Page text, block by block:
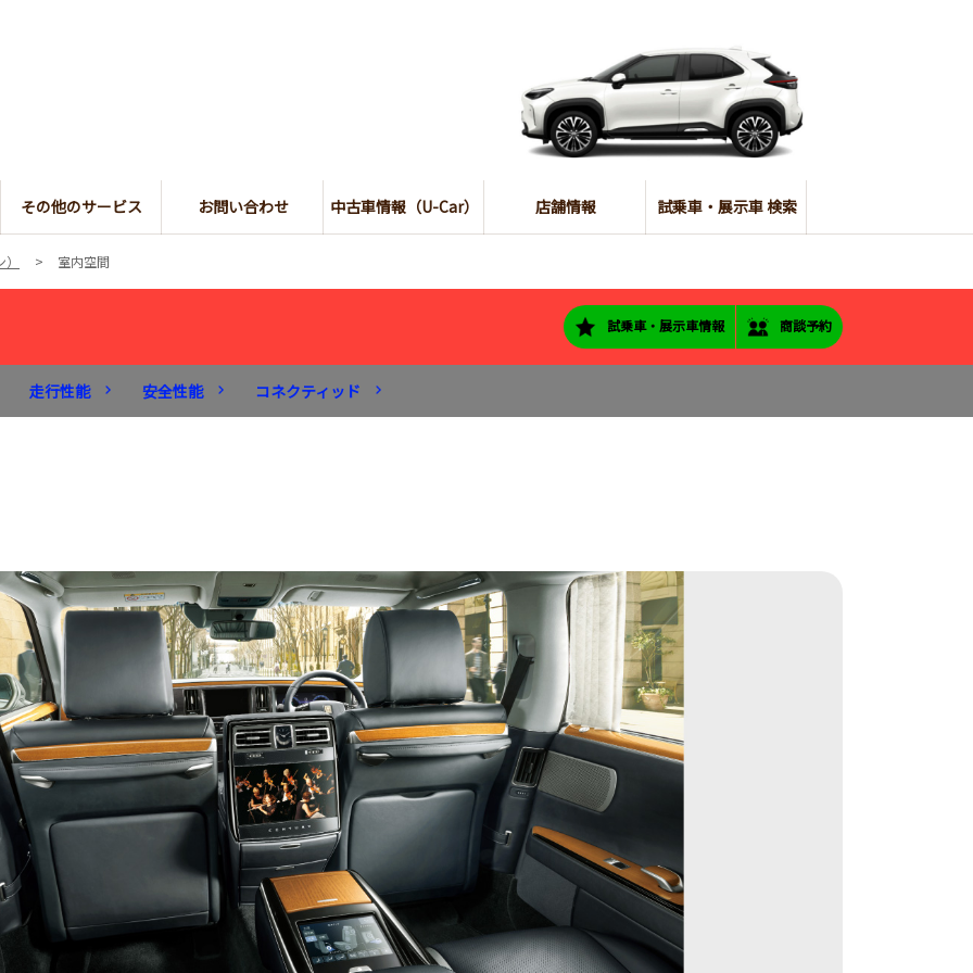
その他のサービス お問い合わせ 中古車情報（U-Car） 店舗情報 試乗車・展示車 検索
室内空間
試乗車・展示車情報 商談予約
走行性能 安全性能 コネクティッド